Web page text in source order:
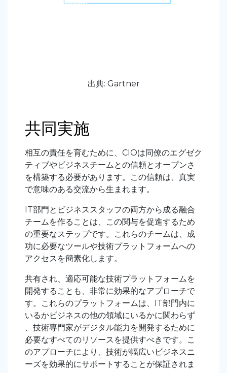
出典: Gartner
共同実施
相互の責任を育むために、CIOは同僚のエグゼク
ティブやビジネスチームとの信頼とオープンさ
を構築する必要があります。この信頼は、真実
で意味のある交流から生まれます。
IT部門とビジネススタッフの両方から成る融合
チームを作ることは、この関与を促進するため
の重要なステップです。これらのチームは、成
功に必要なツールや技術プラットフォームへの
アクセスを簡素化します。
共有され、適応可能な技術プラットフォームを
開発することも、非常に効果的なアプローチで
す。これらのプラットフォームは、IT部門内に
いるかビジネスの他の領域にいるかに関わらず
、技術専門家がデジタル能力を開発するために
必要なすべてのリソースを提供すべきです。こ
のアプローチにより、技術が幅広いビジネスニ
ーズを効果的にサポートすることが保証されま